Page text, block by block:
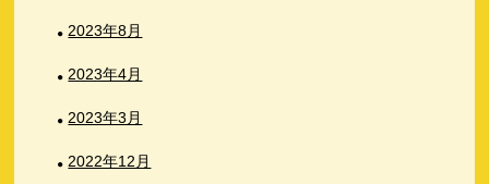
2023年8月
2023年4月
2023年3月
2022年12月